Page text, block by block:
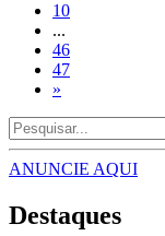
10
...
46
47
»
ANUNCIE AQUI
Destaques